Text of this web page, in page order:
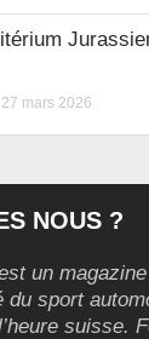
27 mars 2026
NOUS ?
un
du sport
suisse.